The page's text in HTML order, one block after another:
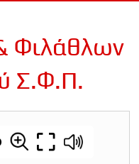
Φιλάθλων
Σ.Φ.Π.